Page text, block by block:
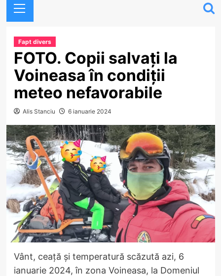
Menu
Fapt divers
FOTO. Copii salvați la
Voineasa în condiții
meteo nefavorabile
Alis Stanciu 6 ianuarie 2024
Vânt, ceață și temperatură scăzută azi, 6
ianuarie 2024, în zona Voineasa, la Domeniul